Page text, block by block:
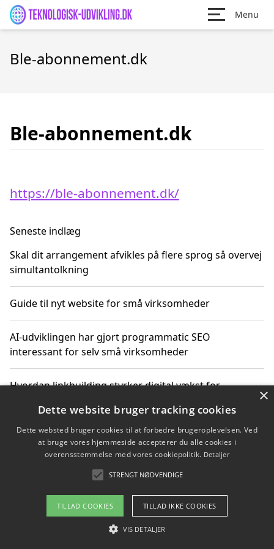
Menu
Ble-abonnement.dk
Ble-abonnement.dk
https://ble-abonnement.dk/
Seneste indlæg
Skal dit arrangement afvikles på flere sprog så overvej
simultantolkning
Guide til nyt website for små virksomheder
AI-udviklingen har gjort programmatic SEO
interessant for selv små virksomheder
Hvordan linkbuilding styrker digital vækst for
Sådan har udviklingen inden for genbrug af elektronik
ændret sig
Copyright 2026 - Pilanto Aps
Om / kontakt
×
Dette website bruger tracking cookies
Dette websted bruger cookies til at forbedre brugeroplevelsen. Ved
at bruge vores hjemmeside accepterer du alle cookies i
overensstemmelse med vores cookiepolitik. Detaljer
STRENGT NØDVENDIGE
TILLAD COOKIES TILLAD IKKE COOKIES
VIS DETALJER